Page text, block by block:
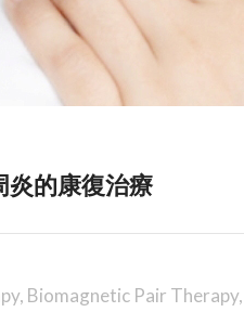
炎的康復治療
, Biomagnetic Pair Therapy,